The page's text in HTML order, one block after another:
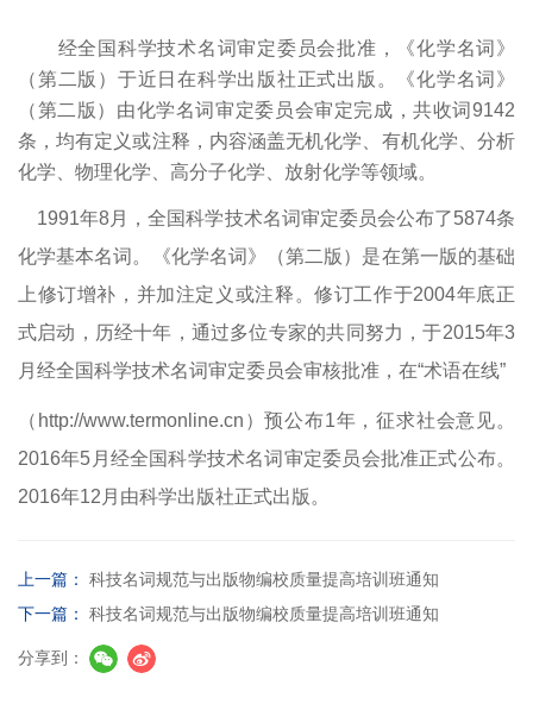
经全国科学技术名词审定委员会批准，《化学名词》
（第二版）于近日在科学出版社正式出版。《化学名词》
（第二版）由化学名词审定委员会审定完成，共收词9142
条，均有定义或注释，内容涵盖无机化学、有机化学、分析
化学、物理化学、高分子化学、放射化学等领域。
1991年8月，全国科学技术名词审定委员会公布了5874条
化学基本名词。《化学名词》（第二版）是在第一版的基础
上修订增补，并加注定义或注释。修订工作于2004年底正
式启动，历经十年，通过多位专家的共同努力，于2015年3
月经全国科学技术名词审定委员会审核批准，在“术语在线”
（ http://www.termonline.cn ）预公布1年，征求社会意见。
2016年5月经全国科学技术名词审定委员会批准正式公布。
2016年12月由科学出版社正式出版。
上一篇：
科技名词规范与出版物编校质量提高培训班通知
下一篇：
科技名词规范与出版物编校质量提高培训班通知
分享到：